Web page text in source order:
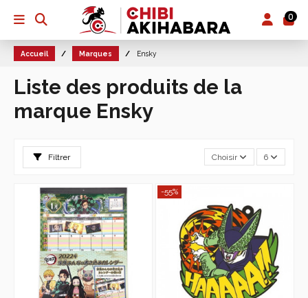
0
Accueil Marques Ensky
Liste des produits de la
marque Ensky
Filtrer Choisir 6
-55%